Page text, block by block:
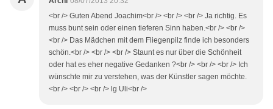
<br /> Guten Abend Joachim<br /> <br /> <br /> Ja richtig. Es
muss bunt sein oder einen tieferen Sinn haben.<br /> <br />
<br /> Das Mädchen mit dem Fliegenpilz finde ich besonders
schön.<br /> <br /> <br /> Staunt es nur über die Schönheit
oder hat es eher negative Gedanken ?<br /> <br /> <br /> Ich
wünschte mir zu verstehen, was der Künstler sagen möchte.
<br /> <br /> <br /> lg Uli<br />